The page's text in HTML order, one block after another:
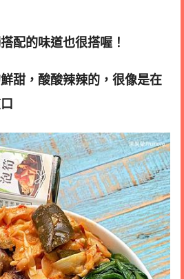
配的味道也很搭喔！
甜，酸酸辣辣的，很像是在